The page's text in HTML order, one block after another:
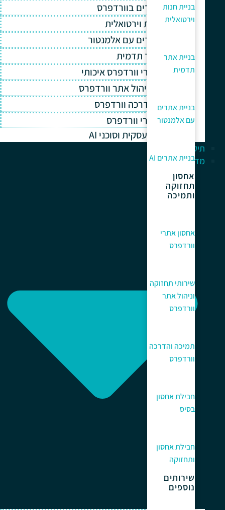
בניית חנות
וירטואלית
בניית אתר
תדמית
בניית אתרים
עם אלמנטור
בניית אתרים AI
אחסון
תחזוקה
ותמיכה
אחסון אתרי
וורדפרס
שירותי תחזוקה
וניהול אתר
וורדפרס
תמיכה והדרכה
וורדפרס
חבילת אחסון
בסיס
חבילת אחסון
ותחזוקה
שירותים
נוספים
בניית אתרים בוורדפרס
בניית חנות וירטואלית
בניית אתרים עם אלמנטור
בניית אתר תדמית
אחסון אתרי וורדפרס איכותי
תחזוקה וניהול אתר וורדפרס
תמיכה והדרכה וורדפרס
קידום אתרי וורדפרס
אוטומציה עסקית וסוכני AI
תיק עבודות
מדריך למתחלים